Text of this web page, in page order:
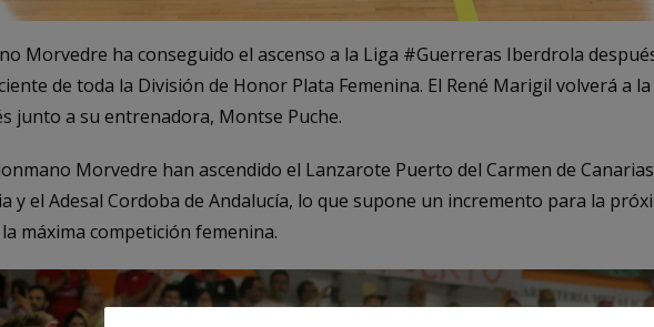
Morvedre ha conseguido el ascenso a la Liga #Guerreras Iberdrola
de toda la División de Honor Plata Femenina. El René Marigil volverá a
junto a su entrenadora, Montse Puche.
Morvedre han ascendido el Lanzarote Puerto del Carmen de
y el Adesal Cordoba de Andalucía, lo que supone un incremento para la
máxima competición femenina.